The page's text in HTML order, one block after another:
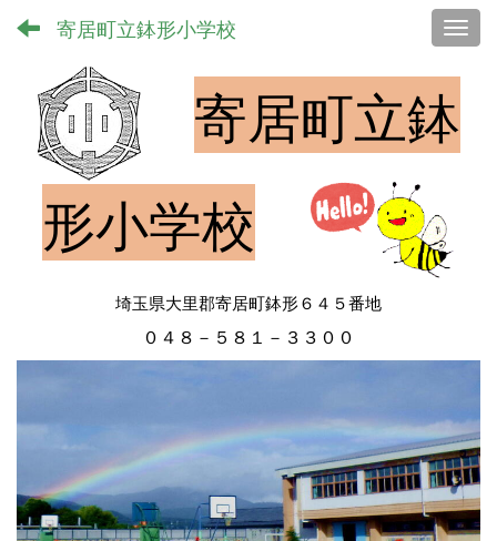
寄居町立鉢形小学校
寄居町立鉢
形小学校
埼玉県大里郡寄居町鉢形６４５番地
０４８－５８１－３３００